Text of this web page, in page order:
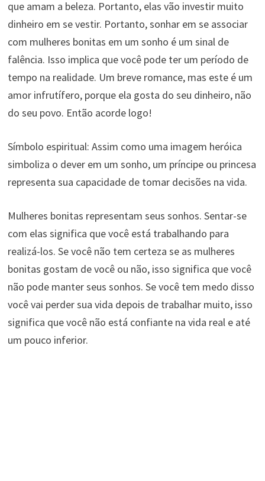
que amam a beleza. Portanto, elas vão investir muito
dinheiro em se vestir. Portanto, sonhar em se associar
com mulheres bonitas em um sonho é um sinal de
falência. Isso implica que você pode ter um período de
tempo na realidade. Um breve romance, mas este é um
amor infrutífero, porque ela gosta do seu dinheiro, não
do seu povo. Então acorde logo!
Símbolo espiritual: Assim como uma imagem heróica
simboliza o dever em um sonho, um príncipe ou princesa
representa sua capacidade de tomar decisões na vida.
Mulheres bonitas representam seus sonhos. Sentar-se
com elas significa que você está trabalhando para
realizá-los. Se você não tem certeza se as mulheres
bonitas gostam de você ou não, isso significa que você
não pode manter seus sonhos. Se você tem medo disso
você vai perder sua vida depois de trabalhar muito, isso
significa que você não está confiante na vida real e até
um pouco inferior.